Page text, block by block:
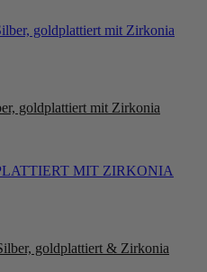
goldplattiert mit Zirkonia
goldplattiert & Zirkonia